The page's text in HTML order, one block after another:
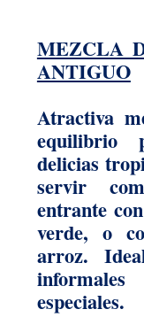
MEZCLA
ANTIGUO
Atractiva
equilibrio
delicias
servir
entrante
verde, o
arroz.
especiales.